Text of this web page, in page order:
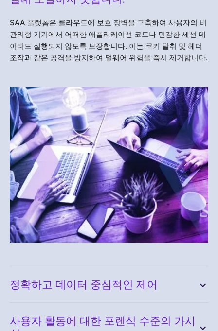
SAA 플랫폼은 클라우드에 보호 장벽을 구축하여 사용자의 비
관리형 기기에서 어떠한 애플리케이션 코드나 민감한 세션 데
이터도 실행되지 않도록 보장합니다. 이는 쿠키 탈취 및 헤더
조작과 같은 공격을 방지하여 멀웨어 위험을 즉시 제거합니다.
정확하고 데이터 중심적인 제어
사용자 활동에 대한 포렌식 수준의 가시